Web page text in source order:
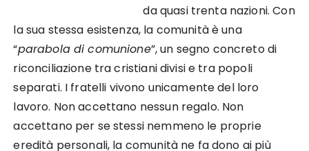
da quasi trenta nazioni. Con
la sua stessa esistenza, la comunità è una
“parabola di comunione”, un segno concreto di
riconciliazione tra cristiani divisi e tra popoli
separati. I fratelli vivono unicamente del loro
lavoro. Non accettano nessun regalo. Non
accettano per se stessi nemmeno le proprie
eredità personali, la comunità ne fa dono ai più